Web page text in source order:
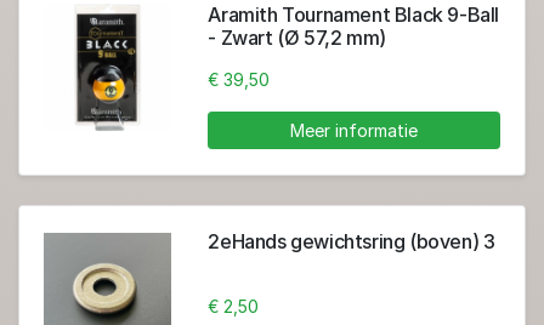
Aramith Tournament Black 9-Ball
- Zwart (Ø 57,2 mm)
€ 39,50
Meer informatie
2eHands gewichtsring (boven) 3
€ 2,50